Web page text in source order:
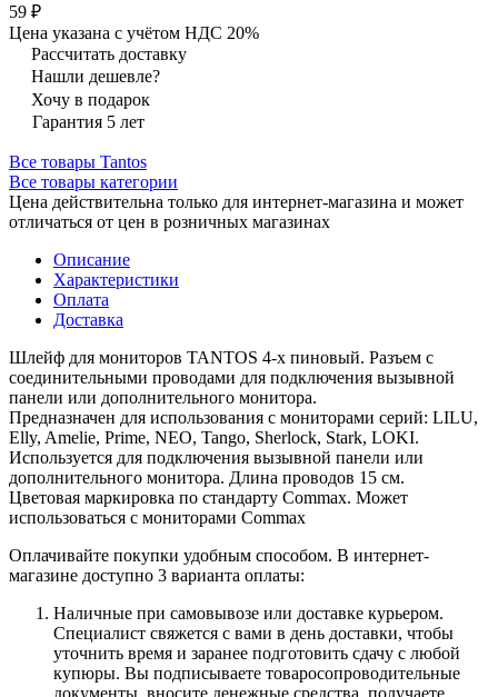
59 ₽
Цена указана с учётом НДС 20%
Рассчитать доставку
Нашли дешевле?
Хочу в подарок
Гарантия 5 лет
Все товары Tantos
Все товары категории
Цена действительна только для интернет-магазина и может
отличаться от цен в розничных магазинах
Описание
Характеристики
Оплата
Доставка
Шлейф для мониторов TANTOS 4-х пиновый. Разъем c
соединительными проводами для подключения вызывной
панели или дополнительного монитора.
Предназначен для использования с мониторами серий: LILU,
Elly, Amelie, Prime, NEO, Tango, Sherlock, Stark, LOKI.
Используется для подключения вызывной панели или
дополнительного монитора. Длина проводов 15 см.
Цветовая маркировка по стандарту Commax. Может
использоваться с мониторами Commax
Оплачивайте покупки удобным способом. В интернет-
магазине доступно 3 варианта оплаты:
Наличные при самовывозе или доставке курьером.
Специалист свяжется с вами в день доставки, чтобы
уточнить время и заранее подготовить сдачу с любой
купюры. Вы подписываете товаросопроводительные
документы, вносите денежные средства, получаете